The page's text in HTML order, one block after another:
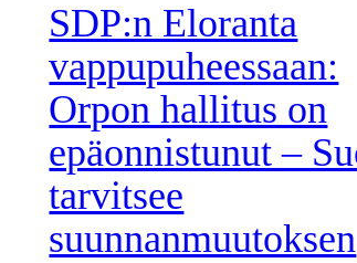
SDP:n Eloranta
vappupuheessaan:
Orpon hallitus on
epäonnistunut –
tarvitsee
suunnanmuutoksen